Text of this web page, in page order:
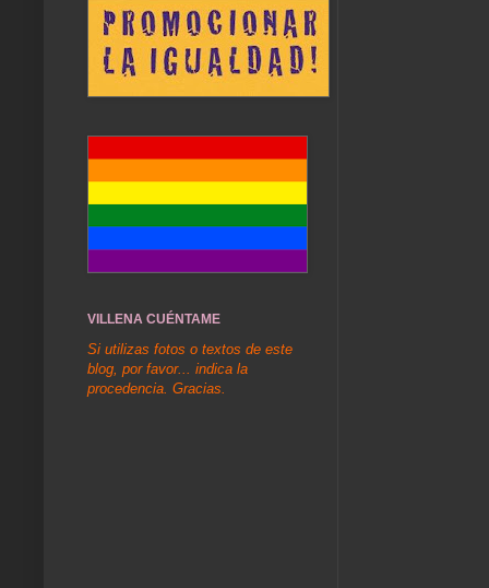
VILLENA CUÉNTAME
Si utilizas fotos o textos de este
blog, por favor... indica la
procedencia. Gracias.